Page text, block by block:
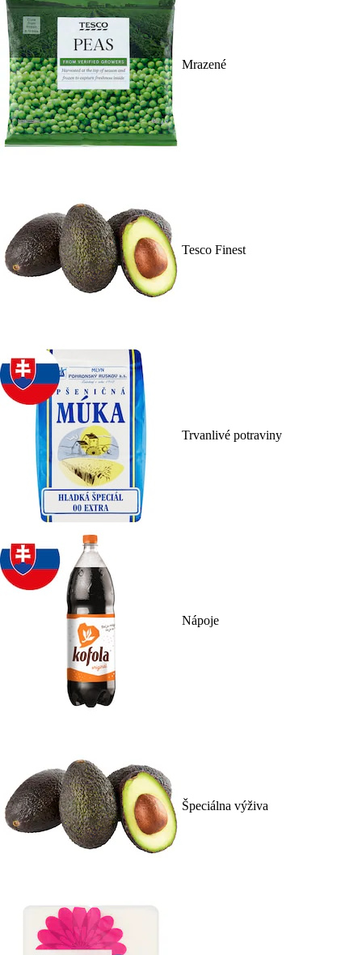
Mrazené
Tesco Finest
Trvanlivé potraviny
Nápoje
Špeciálna výživa